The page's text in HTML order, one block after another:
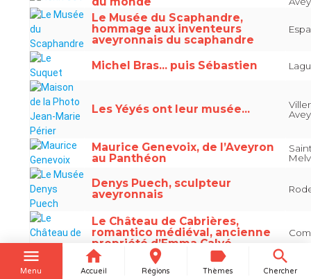
Le Musée du Scaphandre,
hommage aux inventeurs
aveyronnais du scaphandre
Michel Bras... puis Sébastien
Les Yéyés ont leur musée...
Maurice Genevoix, de l’Aveyron
au Panthéon
Denys Puech, sculpteur
aveyronnais
Le Château de Cabrières,
romantico médiéval, ancienne
propriété d’Emma Calvé
menu
Menu
home
Accueil
place
Régions
label
Thèmes
search
Chercher